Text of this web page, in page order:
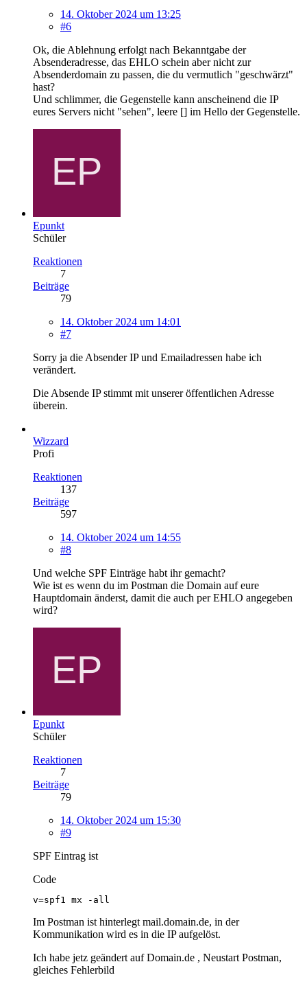
14. Oktober 2024 um 13:25
#6
Ok, die Ablehnung erfolgt nach Bekanntgabe der
Absenderadresse, das EHLO schein aber nicht zur
Absenderdomain zu passen, die du vermutlich "geschwärzt"
hast?
Und schlimmer, die Gegenstelle kann anscheinend die IP
eures Servers nicht "sehen", leere [] im Hello der Gegenstelle.
Epunkt
Schüler
Reaktionen
7
Beiträge
79
14. Oktober 2024 um 14:01
#7
Sorry ja die Absender IP und Emailadressen habe ich
verändert.
Die Absende IP stimmt mit unserer öffentlichen Adresse
überein.
Wizzard
Profi
Reaktionen
137
Beiträge
597
14. Oktober 2024 um 14:55
#8
Und welche SPF Einträge habt ihr gemacht?
Wie ist es wenn du im Postman die Domain auf eure
Hauptdomain änderst, damit die auch per EHLO angegeben
wird?
Epunkt
Schüler
Reaktionen
7
Beiträge
79
14. Oktober 2024 um 15:30
#9
SPF Eintrag ist
Code
v=spf1 mx -all
Im Postman ist hinterlegt mail.domain.de, in der
Kommunikation wird es in die IP aufgelöst.
Ich habe jetz geändert auf Domain.de , Neustart Postman,
gleiches Fehlerbild